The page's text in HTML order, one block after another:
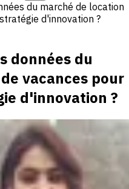
du marché de location
d'innovation ?
données du
vacances pour
d'innovation ?